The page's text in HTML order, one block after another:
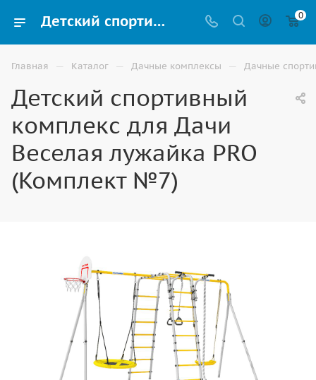
Детский спортивный комплекс для Дачи Веселая лужайка PRO (Комплект №7) купить в Владикавказе 0
Главная — Каталог — Дачные комплексы — Дачные
Детский спортивный
комплекс для Дачи
Веселая лужайка PRO
(Комплект №7)